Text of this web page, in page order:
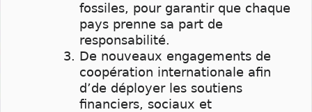
fossiles, pour garantir que chaque
pays prenne sa part de
responsabilité.
De nouveaux engagements de
coopération internationale afin
d’de déployer les soutiens
financiers, sociaux et